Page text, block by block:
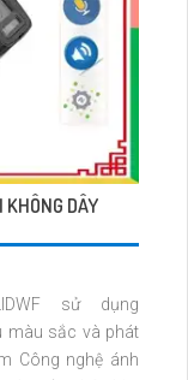
DÂY
sử dụng
màu sắc và phát
Công nghệ ánh